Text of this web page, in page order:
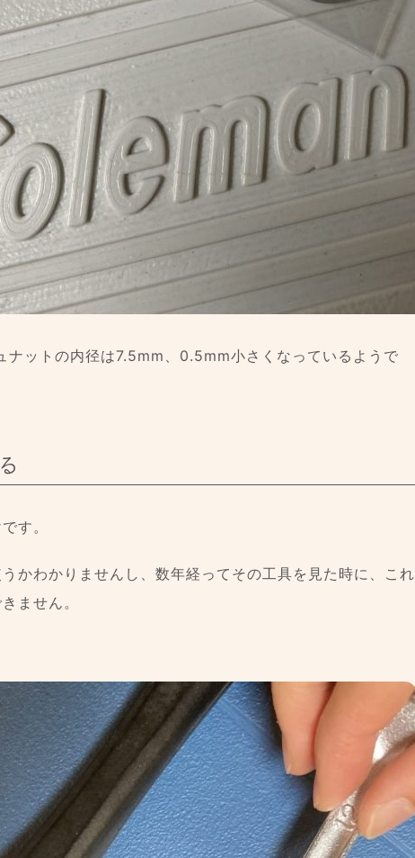
ナットの内径は7.5mm、0.5mm小さくなっているようで
す。
かわかりませんし、数年経ってその工具を見た時に、これ
ません。